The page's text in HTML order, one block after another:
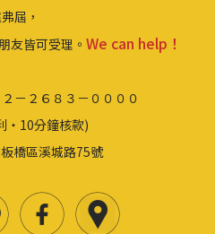
屆，
友皆可受理。 We can help！
－２６８３－００００
‧10分鐘核款)
橋區溪城路75號